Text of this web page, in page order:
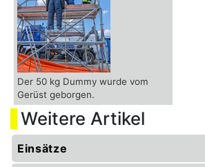
Der 50 kg Dummy wurde vom
Gerüst geborgen.
Weitere Artikel
Einsätze